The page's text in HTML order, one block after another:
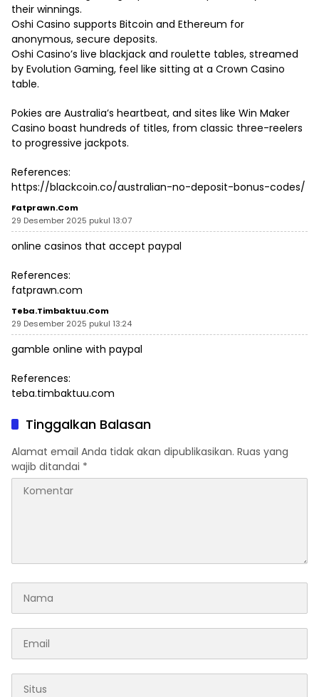
their winnings.
Oshi Casino supports Bitcoin and Ethereum for
anonymous, secure deposits.
Oshi Casino’s live blackjack and roulette tables, streamed
by Evolution Gaming, feel like sitting at a Crown Casino
table.
Pokies are Australia’s heartbeat, and sites like Win Maker
Casino boast hundreds of titles, from classic three-reelers
to progressive jackpots.
References:
https://blackcoin.co/australian-no-deposit-bonus-codes/
Fatprawn.com
29 Desember 2025 pukul 13:07
online casinos that accept paypal
References:
fatprawn.com
Teba.timbaktuu.com
29 Desember 2025 pukul 13:24
gamble online with paypal
References:
teba.timbaktuu.com
Tinggalkan Balasan
Alamat email Anda tidak akan dipublikasikan. Ruas yang
wajib ditandai *